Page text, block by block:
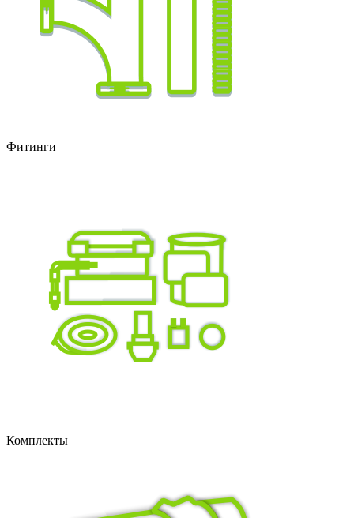
Фитинги
Комплекты